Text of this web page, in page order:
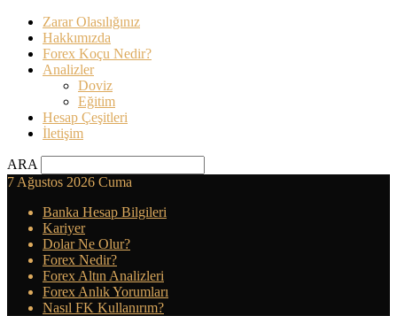
Zarar Olasılığınız
Hakkımızda
Forex Koçu Nedir?
Analizler
Doviz
Eğitim
Hesap Çeşitleri
İletişim
ARA
7 Ağustos 2026 Cuma
Banka Hesap Bilgileri
Kariyer
Dolar Ne Olur?
Forex Nedir?
Forex Altın Analizleri
Forex Anlık Yorumları
Nasıl FK Kullanırım?